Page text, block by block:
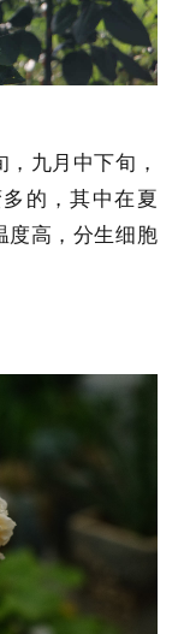
九月中下旬，
的，其中在夏
度高，分生细胞